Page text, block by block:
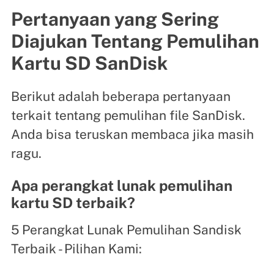
Pertanyaan yang Sering
Diajukan Tentang Pemulihan
Kartu SD SanDisk
Berikut adalah beberapa pertanyaan
terkait tentang pemulihan file SanDisk.
Anda bisa teruskan membaca jika masih
ragu.
Apa perangkat lunak pemulihan
kartu SD terbaik?
5 Perangkat Lunak Pemulihan Sandisk
Terbaik - Pilihan Kami: